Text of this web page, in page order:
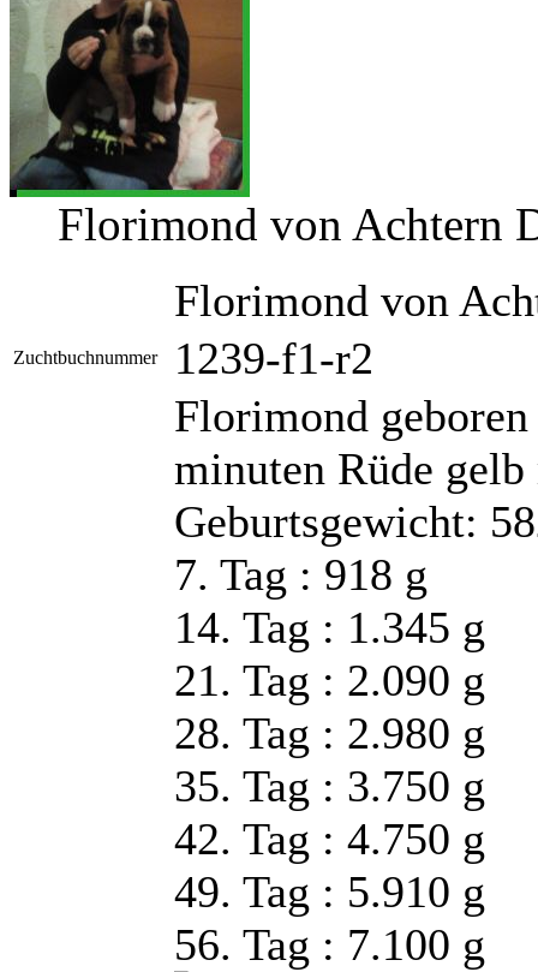
Florimond von Achtern
Florimond von
Zuchtbuchnummer 1239-f1-r2
Florimond
minuten Rüde
Geburtsgewicht:
7. Tag : 918 g
14. Tag : 1.345 g
21. Tag : 2.090 g
28. Tag : 2.980 g
35. Tag : 3.750 g
42. Tag : 4.750 g
49. Tag : 5.910 g
56. Tag : 7.100 g